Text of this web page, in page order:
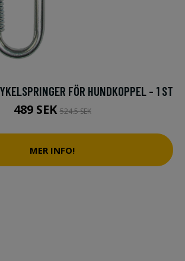
FÖR HUNDKOPPEL - 1 ST
489 SEK524.5 SEK
MER INFO!